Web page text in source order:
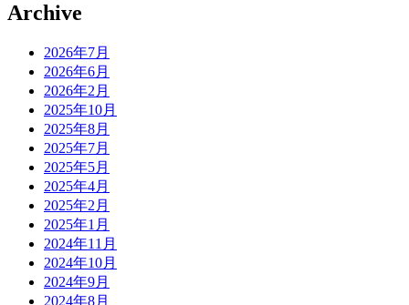
Archive
2026年7月
2026年6月
2026年2月
2025年10月
2025年8月
2025年7月
2025年5月
2025年4月
2025年2月
2025年1月
2024年11月
2024年10月
2024年9月
2024年8月